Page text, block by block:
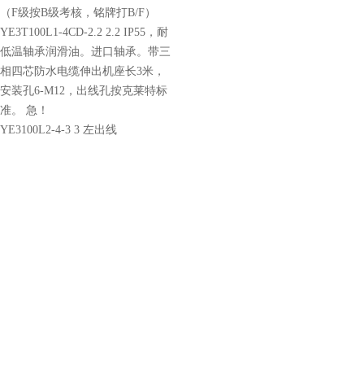
（F级按B级考核，铭牌打B/F）
YE3T100L1-4CD-2.2 2.2 IP55，耐
低温轴承润滑油。进口轴承。带三
相四芯防水电缆伸出机座长3米，
安装孔6-M12，出线孔按克莱特标
准。 急！
YE3100L2-4-3 3 左出线